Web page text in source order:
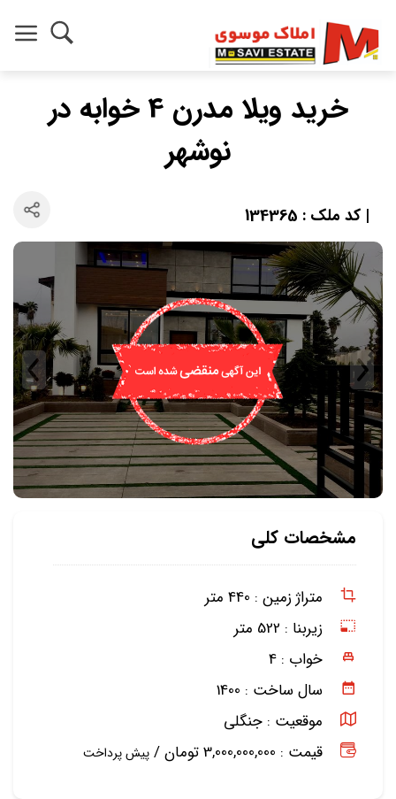
خرید ویلا مدرن 4 خوابه در
نوشهر
| کد ملک : 134365
مشخصات کلی
متراژ زمین : 440 متر
زیربنا : 522 متر
خواب : 4
سال ساخت : 1400
موقعیت : جنگلی
قیمت : 3,000,000,000 تومان /
پیش پرداخت